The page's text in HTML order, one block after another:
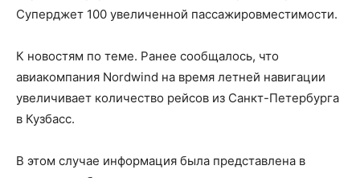
Суперджет 100 увеличенной пассажировместимости.
К новостям по теме. Ранее сообщалось, что
авиакомпания Nordwind на время летней навигации
увеличивает количество рейсов из Санкт-Петербурга
в Кузбасс.
В этом случае информация была представлена в